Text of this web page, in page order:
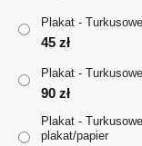
Plakat -
45 zł
Plakat -
90 zł
Plakat -
plakat/papier